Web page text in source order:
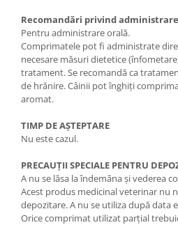
Recomandări privind
Pentru administrare orală.
Comprimatele pot fi administrate
necesare măsuri dietetice
tratament. Se recomandă ca
de hrănire. Câinii pot înghiţi
aromat.
TIMP DE AŞTEPTARE
Nu este cazul.
PRECAUŢII SPECIALE PENTRU
A nu se lăsa la îndemâna şi vederea
Acest produs medicinal veterinar nu
depozitare. A nu se utiliza după data
Orice comprimat utilizat parţial